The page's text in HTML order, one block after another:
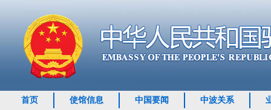
首页 使馆信息 中国要闻 中波关系